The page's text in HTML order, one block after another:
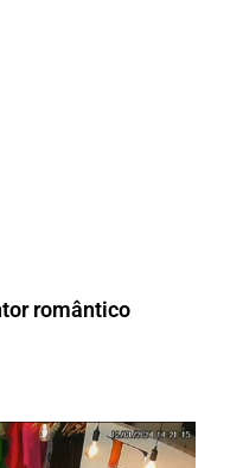
romântico